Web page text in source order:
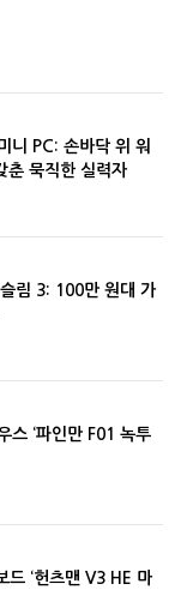
PC: 손바닥 위 워
춘 묵직한 실력자
림 3: 100만 원대 가
스 ‘파인만 F01 녹투
‘헌츠맨 V3 HE 마